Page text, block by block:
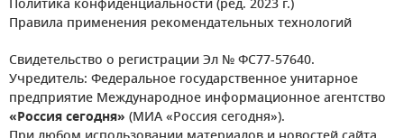
Политика конфиденциальности (ред. 2023 г.)
Правила применения рекомендательных технологий
Свидетельство о регистрации Эл № ФС77-57640.
Учредитель: Федеральное государственное унитарное
предприятие Международное информационное агентство
«Россия сегодня» (МИА «Россия сегодня»).